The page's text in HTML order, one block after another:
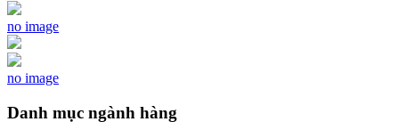
no image
no image
Danh mục ngành hàng